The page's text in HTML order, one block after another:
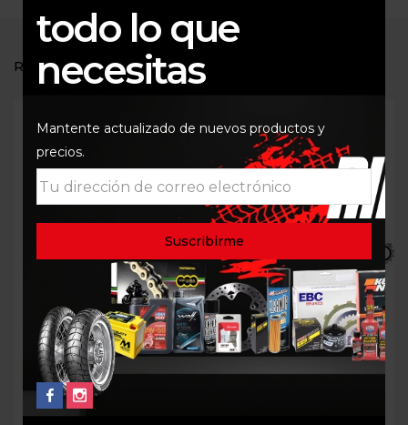
RELATED PRODUCTS
KIT PIÑONES (sólo
piñonería) KTM ENDRUO
690 HUSQVARNA
ENDURO 701 73303-15 /
71304-46
$260.000
KIT PIÑONES BMW
F800GS AFAM
$359.000
todo lo que
necesitas
Mantente actualizado de nuevos productos y
precios.